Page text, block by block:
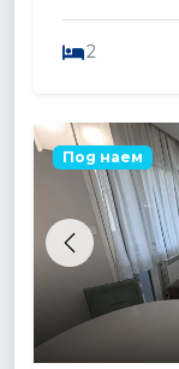
2
Previous
Под наем